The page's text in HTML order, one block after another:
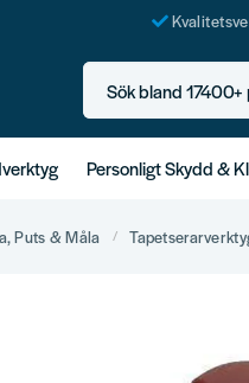
Sök bland 17400+
Personligt Skydd &
Puts & Måla